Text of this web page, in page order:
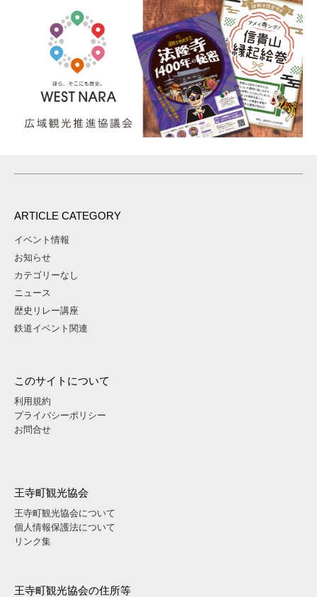
ARTICLE CATEGORY
イベント情報
お知らせ
カテゴリーなし
ニュース
歴史リレー講座
鉄道イベント関連
このサイトについて
利用規約
プライバシーポリシー
お問合せ
王寺町観光協会
王寺町観光協会について
個人情報保護法について
リンク集
王寺町観光協会の住所等